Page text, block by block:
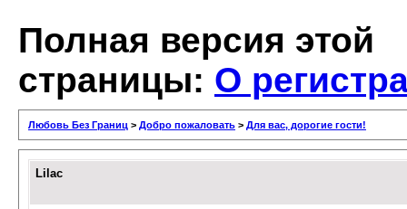
Полная версия этой
страницы: О
Любовь Без Границ > Добро пожаловать > Для вас, дорогие гости!
Lilac